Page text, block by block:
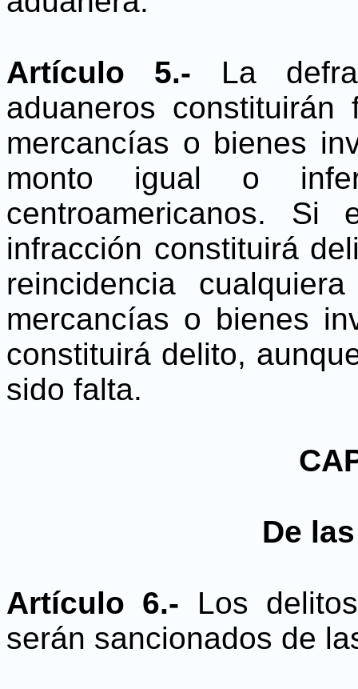
Artículo 5.- La
aduaneros
mercancías o bienes
monto igual o
centroamericanos.
infracción constituirá
reincidencia
mercancías o bienes
constituirá delito,
sido falta.
De
Artículo 6.- Los
serán sancionados de